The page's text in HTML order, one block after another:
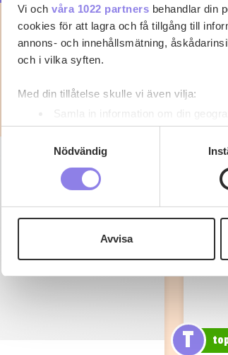
Vi och våra 1022 partners behandlar din
cookies för att lagra och få tillgång till
annons- och innehållsmätning,
och i vilka syften.
Med din tillåtelse skulle vi även vilja:
Samla in information om din
Identifiera din enhet genom att
Ta reda på mer om hur dina personliga
eller dra tillbaka ditt samtycke när som
eller äldre. Genom att besöka
Samtyckesval
Nödvändig
Avvisa
T